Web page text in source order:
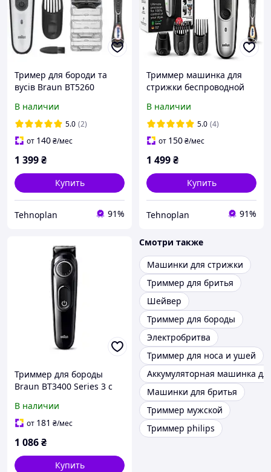
Тример для бороди та
вусів Braun BT5260
В наличии
5.0 (2)
от 140₴/мес
1 399₴
Купить
Tehnoplan 91%
Триммер машинка для
стрижки беспроводной
В наличии
5.0 (4)
от 150₴/мес
1 499₴
Купить
Tehnoplan 91%
Триммер для бороды
Braun BT3400 Series 3 с
длины и аккумулятором
В наличии
от 181 ₴/мес
1 086₴
Купить
Смотри также
Машинки для стрижки
Триммер для бритья
Шейвер
Триммер для бороды
Электробритва
Триммер для носа и ушей
Аккумуляторная машинка
Машинки для бритья
Триммер мужской
Триммер philips